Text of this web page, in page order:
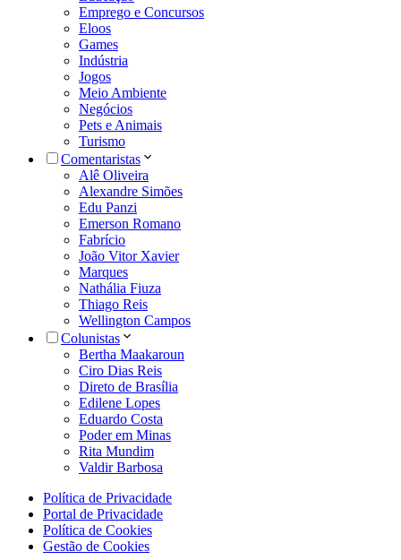
Emprego e Concursos
Eloos
Games
Indústria
Jogos
Meio Ambiente
Negócios
Pets e Animais
Turismo
Comentaristas
Alê Oliveira
Alexandre Simões
Edu Panzi
Emerson Romano
Fabrício
João Vitor Xavier
Marques
Nathália Fiuza
Thiago Reis
Wellington Campos
Colunistas
Bertha Maakaroun
Ciro Dias Reis
Direto de Brasília
Edilene Lopes
Eduardo Costa
Poder em Minas
Rita Mundim
Valdir Barbosa
Política de Privacidade
Portal de Privacidade
Política de Cookies
Gestão de Cookies